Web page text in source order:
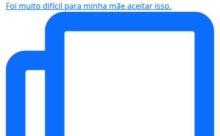
Foi muito difícil para minha mãe aceitar isso.